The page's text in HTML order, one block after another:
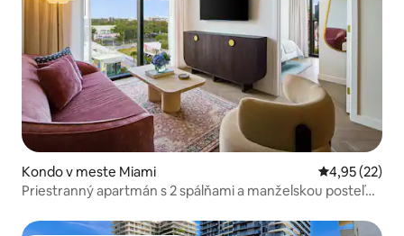
Kondo v meste Miami Priemerné
4,95 (22)
Priestranný apartmán s 2 spálňami a manželskou posteľou